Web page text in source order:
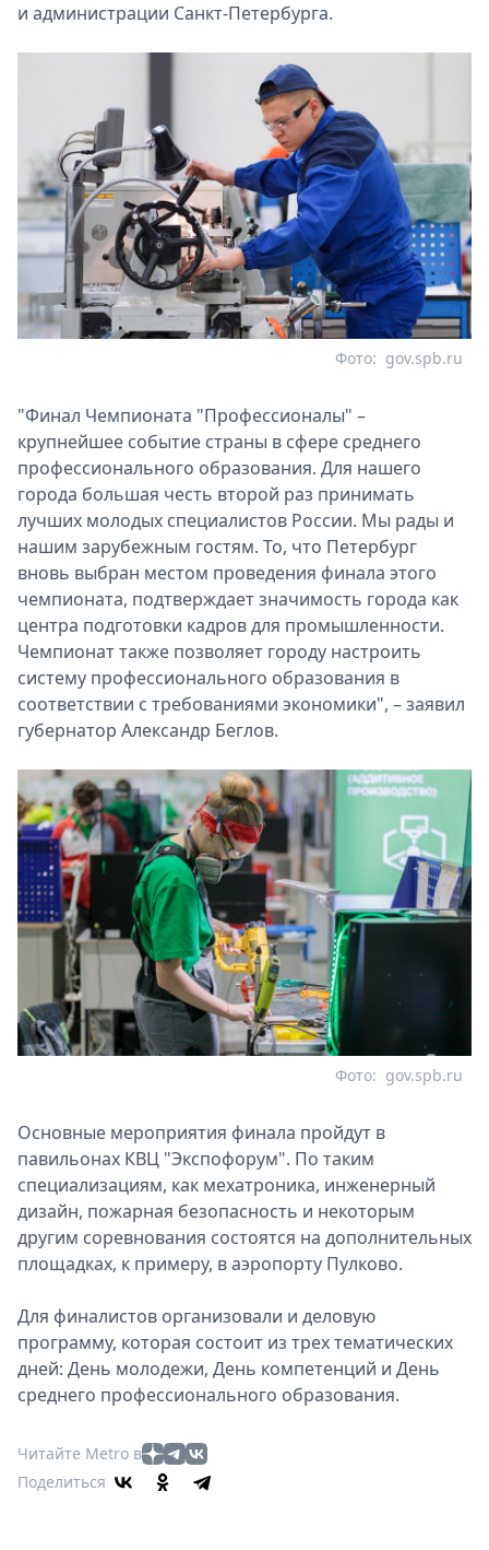
и администрации Санкт‑Петербурга.
gov.spb.ru
Фото:
"Финал Чемпионата "Профессионалы" –
крупнейшее событие страны в сфере среднего
профессионального образования. Для нашего
города большая честь второй раз принимать
лучших молодых специалистов России. Мы рады и
нашим зарубежным гостям. То, что Петербург
вновь выбран местом проведения финала этого
чемпионата, подтверждает значимость города как
центра подготовки кадров для промышленности.
Чемпионат также позволяет городу настроить
систему профессионального образования в
соответствии с требованиями экономики", – заявил
губернатор Александр Беглов.
gov.spb.ru
Фото:
Основные мероприятия финала пройдут в
павильонах КВЦ "Экспофорум". По таким
специализациям, как мехатроника, инженерный
дизайн, пожарная безопасность и некоторым
другим соревнования состоятся на дополнительных
площадках, к примеру, в аэропорту Пулково.
Для финалистов организовали и деловую
программу, которая состоит из трех тематических
дней: День молодежи, День компетенций и День
среднего профессионального образования.
Читайте Metro в
Поделиться